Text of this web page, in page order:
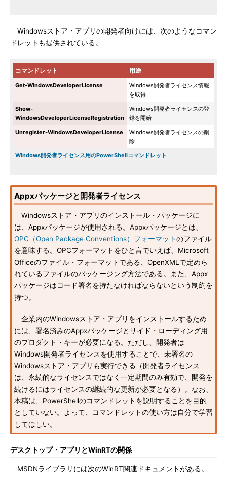
Windowsストア・アプリの開発者向けには、次のようなコマン
ドレットも提供されている。
コマンドレット 用途
Get-WindowsDeveloperLicense
Windows開発者ライセンス情報
を取得
Show-
WindowsDeveloperLicenseRegistration
Windows開発者ライセンスの登
録を開始
Unregister-WindowsDeveloperLicense
Windows開発者ライセンスの削
除
Windows開発者ライセンス用のPowerShellコマンドレット
Appxパッケージと開発者ライセンス
Windowsストア・アプリのインストール・パッケージに
は、Appxパッケージが使用される。Appxパッケージとは、
OPC（Open Package Conventions）フォーマットのファイル
を意味する。OPCフォーマットをひと言でいえば、Microsoft
Officeのファイル・フォーマットである、OpenXMLで定めら
れているファイルのパッケージング方法である。また、Appx
パッケージはコード署名を持たなければならないという制約を
持つ。
企業内のWindowsストア・アプリをインストールするため
には、署名済みのAppxパッケージとサイド・ローディング用
のプロダクト・キーが必要になる。ただし、開発者は
Windows開発者ライセンスを使用することで、未署名の
Windowsストア・アプリも実行できる（開発者ライセンス
は、永続的なライセンスではなく一定期間のみ有効で、開発を
続けるにはライセンスの継続的な更新が必要となる）。なお、
本稿は、PowerShellのコマンドレットを説明することを目的
としていない。よって、コマンドレットの使い方は自分で学習
してほしい。
デスクトップ・アプリとWinRTの関係
MSDNライブラリには次のWinRT関連ドキュメントがある。